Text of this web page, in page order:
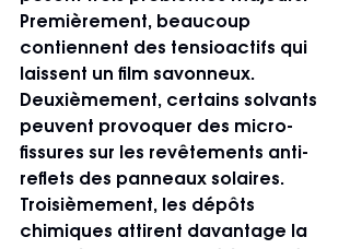
Premièrement, beaucoup
contiennent des tensioactifs qui
laissent un film savonneux.
Deuxièmement, certains solvants
peuvent provoquer des micro-
fissures sur les revêtements anti-
reflets des panneaux solaires.
Troisièmement, les dépôts
chimiques attirent davantage la